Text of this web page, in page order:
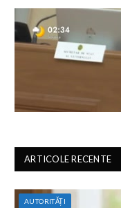
ARTICOLE RECENTE
AUTORITĂȚI